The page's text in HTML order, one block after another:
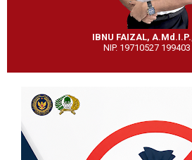
IBNU FAIZAL,
NIP. 19710527 199403